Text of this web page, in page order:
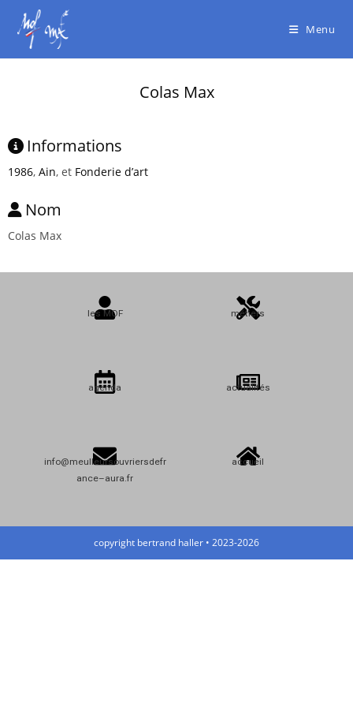
Menu
Colas Max
Informations
1986, Ain, et Fonderie d’art
Nom
Colas Max
les MOF métiers
agenda actualités
info@meulleursouvriersdefr
ance–aura.fr
accueil
copyright bertrand haller • 2023-2026